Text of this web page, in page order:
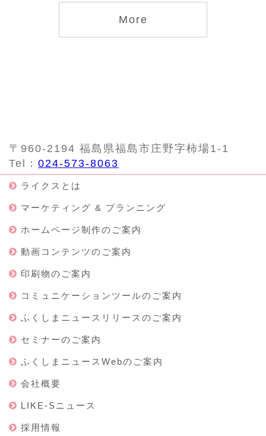
More
〒960-2194 福島県福島市庄野字柿場1-1
Tel： 024-573-8063
ライクスとは
マーケティング & プランニング
ホームページ制作のご案内
動画コンテンツのご案内
印刷物のご案内
コミュニケーションツールのご案内
ふくしまニュースリリースのご案内
セミナーのご案内
ふくしまニュースWebのご案内
会社概要
LIKE-Sニュース
採用情報